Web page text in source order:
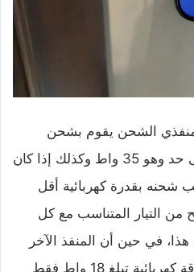
منفذي الشحن يقوم بشحن
البطارية الموصولة به بأقصى حد وهو 35 واط وكذلك إذا كان
شحنه بقدرة كهربائية أقل
التيار المتناسب مع كل
في حين أن المنفذ الآخر
يتمتع بمقدرته على توليد طاقة كهربائية تبلغ 18 واط فقط